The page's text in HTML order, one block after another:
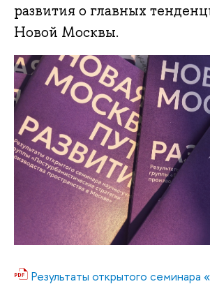
развития о главных
Новой Москвы.
Результаты открытого семинара